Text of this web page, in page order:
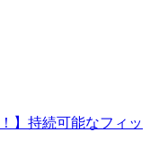
】持続可能なフィッ